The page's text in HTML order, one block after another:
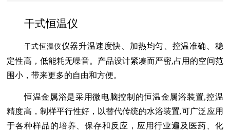
干式恒温仪
干式恒温仪仪器升温速度快、加热均匀、控温准确、稳
定性高，低能耗无噪音。产品设计紧凑而严密,占用的空间范
围小，带来更多的自由和方便。
恒温金属浴是采用微电脑控制的恒温金属浴装置,控温
精度高，制样平行性好，以替代传统的水浴装置,可广泛应用
于各种样品的培养、保存和反应，应用行业遍及医药、化